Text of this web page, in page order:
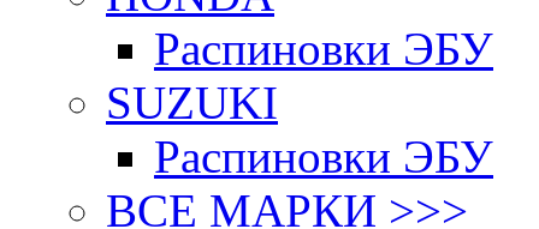
Распиновки ЭБУ
SUZUKI
Распиновки ЭБУ
ВСЕ МАРКИ >>>